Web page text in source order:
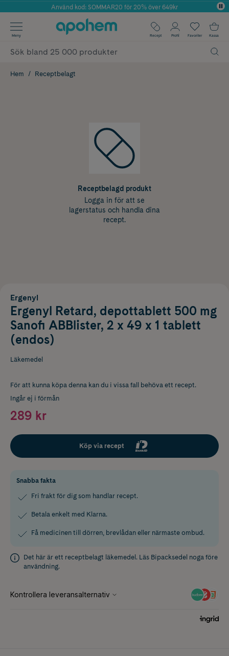
Årets Butik 2025 inom Skönhet
Använd kod: SOMMAR20 för 20% över 649kr
✓ Fri frakt
✓ Poäng på alla köp*
Meny Recept Profil Favoriter Kassa
Hem Receptbelagt
Receptbelagd produkt
Logga in för att se
lagerstatus och handla dina
recept.
Ergenyl
Ergenyl Retard, depottablett 500 mg
Sanofi ABBlister, 2 x 49 x 1 tablett
(endos)
Läkemedel
För att kunna köpa denna kan du i vissa fall behöva ett recept.
Ingår ej i förmån
289 kr
Köp via recept
Snabba fakta
Fri frakt för dig som handlar recept.
Betala enkelt med Klarna.
Få medicinen till dörren, brevlådan eller närmaste ombud.
Det här är ett receptbelagt läkemedel. Läs Bipacksedel noga före
användning.